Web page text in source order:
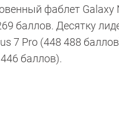
фаблет Galaxy
баллов. Десятку
7 Pro (448 488
баллов).